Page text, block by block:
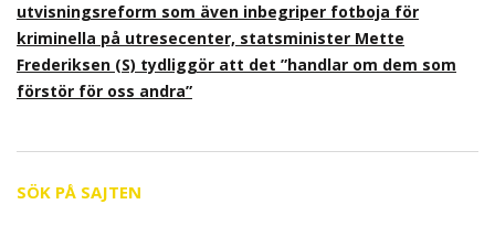
utvisningsreform som även inbegriper fotboja för
kriminella på utresecenter, statsminister Mette
Frederiksen (S) tydliggör att det ”handlar om dem som
förstör för oss andra”
SÖK PÅ SAJTEN